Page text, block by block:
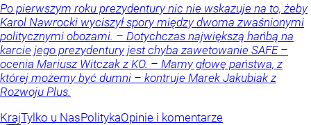
Po pierwszym roku prezydentury nic nie wskazuje na to, żeby
Karol Nawrocki wyciszył spory między dwoma zwaśnionymi
politycznymi obozami. – Dotychczas największą hańbą na
karcie jego prezydentury jest chyba zawetowanie SAFE –
ocenia Mariusz Witczak z KO. – Mamy głowę państwa, z
której możemy być dumni – kontruje Marek Jakubiak z
Rozwoju Plus.
KrajTylko u NasPolitykaOpinie i komentarze